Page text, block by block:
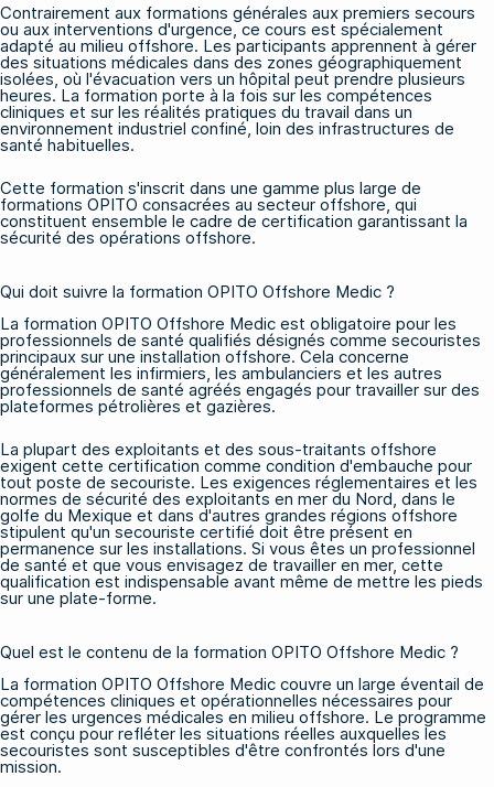
Contrairement aux formations générales aux premiers secours
ou aux interventions d'urgence, ce cours est spécialement
adapté au milieu offshore. Les participants apprennent à gérer
des situations médicales dans des zones géographiquement
isolées, où l'évacuation vers un hôpital peut prendre plusieurs
heures. La formation porte à la fois sur les compétences
cliniques et sur les réalités pratiques du travail dans un
environnement industriel confiné, loin des infrastructures de
santé habituelles.
Cette formation s'inscrit dans une gamme plus large de
formations OPITO consacrées au secteur offshore , qui
constituent ensemble le cadre de certification garantissant la
sécurité des opérations offshore.
Qui doit suivre la formation OPITO Offshore Medic ?
La formation OPITO Offshore Medic est obligatoire pour les
professionnels de santé qualifiés désignés comme secouristes
principaux sur une installation offshore. Cela concerne
généralement les infirmiers, les ambulanciers et les autres
professionnels de santé agréés engagés pour travailler sur des
plateformes pétrolières et gazières.
La plupart des exploitants et des sous-traitants offshore
exigent cette certification comme condition d'embauche pour
tout poste de secouriste. Les exigences réglementaires et les
normes de sécurité des exploitants en mer du Nord, dans le
golfe du Mexique et dans d'autres grandes régions offshore
stipulent qu'un secouriste certifié doit être présent en
permanence sur les installations. Si vous êtes un professionnel
de santé et que vous envisagez de travailler en mer, cette
qualification est indispensable avant même de mettre les pieds
sur une plate-forme.
Quel est le contenu de la formation OPITO Offshore Medic ?
La formation OPITO Offshore Medic couvre un large éventail de
compétences cliniques et opérationnelles nécessaires pour
gérer les urgences médicales en milieu offshore. Le programme
est conçu pour refléter les situations réelles auxquelles les
secouristes sont susceptibles d'être confrontés lors d'une
mission.